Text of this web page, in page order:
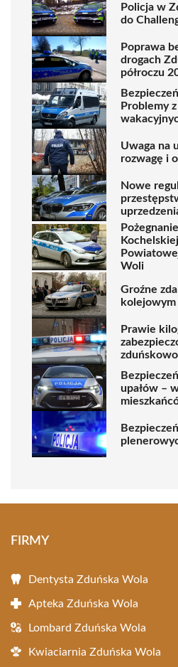
Policja w
do
Poprawa
drogach
półroczu
Problemy
Uwaga na
rozwagę i
Nowe
Woli
Groźne
Prawie
upałów –
FIRMY
Dentysta Zduńska Wola
Apteka Zduńska Wola
Lombard Zduńska Wola
Kwiaciarnia Zduńska Wola